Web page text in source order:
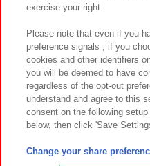
お取引先さまとともに
カスタマーハラスメント対応方針
©Bandai
©Bandai Namco
exercise your right.
Please note that even if you
preference signals , if you
cookies and other identifiers
you will be deemed to have
regardless of the opt-out
understand and agree to this
consent on the following
below, then click 'Save
Change your share